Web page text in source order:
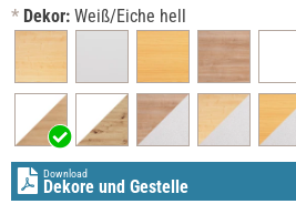
* Dekor: Weiß/Eiche hell
Download
Dekore und Gestelle